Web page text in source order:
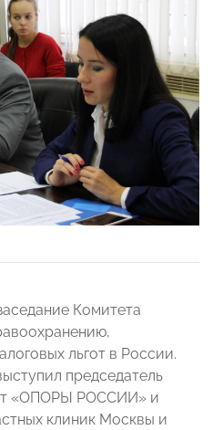
Комитета
льгот в России.
председатель
«ОПОРЫ РОССИИ» и
клиник Москвы и